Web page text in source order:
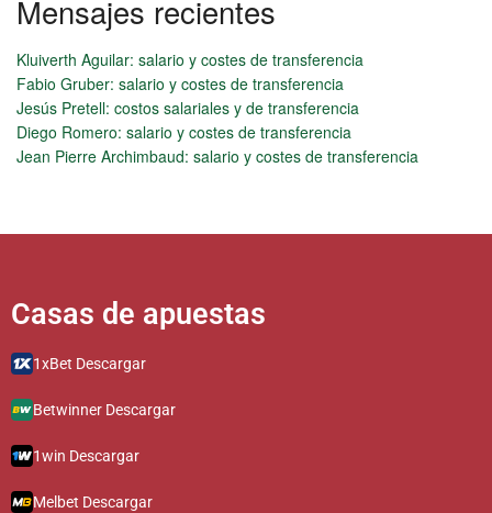
Mensajes recientes
Kluiverth Aguilar: salario y costes de transferencia
Fabio Gruber: salario y costes de transferencia
Jesús Pretell: costos salariales y de transferencia
Diego Romero: salario y costes de transferencia
Jean Pierre Archimbaud: salario y costes de transferencia
Casas de apuestas​​​​​​​​
1xBet Descargar
Betwinner Descargar
1win Descargar
Melbet Descargar